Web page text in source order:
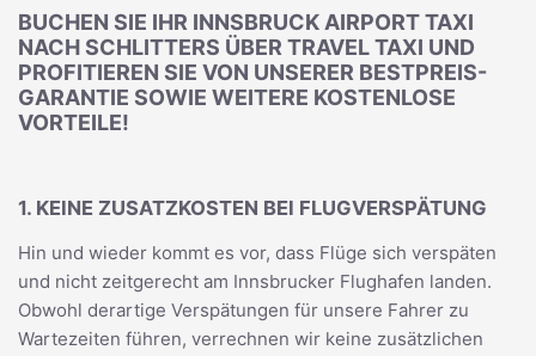
BUCHEN SIE IHR INNSBRUCK AIRPORT TAXI
NACH SCHLITTERS ÜBER TRAVEL TAXI UND
PROFITIEREN SIE VON UNSERER BESTPREIS-
GARANTIE SOWIE WEITERE KOSTENLOSE
VORTEILE!
1. KEINE ZUSATZKOSTEN BEI FLUGVERSPÄTUNG
Hin und wieder kommt es vor, dass Flüge sich verspäten
und nicht zeitgerecht am Innsbrucker Flughafen landen.
Obwohl derartige Verspätungen für unsere Fahrer zu
Wartezeiten führen, verrechnen wir keine zusätzlichen